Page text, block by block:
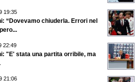
19:35
“Dovevamo chiuderla. Errori nel
22:49
"E' stata una partita orribile, ma
21:06